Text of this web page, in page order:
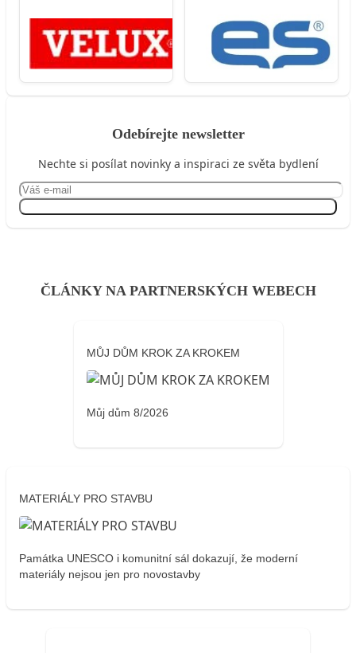
Odebírejte newsletter
Nechte si posílat novinky a inspiraci ze světa bydlení
ČLÁNKY NA PARTNERSKÝCH WEBECH
MŮJ DŮM KROK ZA KROKEM
Můj dům 8/2026
MATERIÁLY PRO STAVBU
Památka UNESCO i komunitní sál dokazují, že moderní
materiály nejsou jen pro novostavby